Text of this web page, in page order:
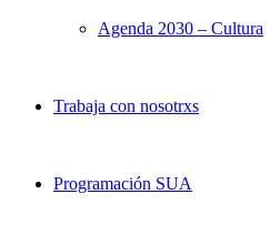
Agenda 2030 – Cultura
Trabaja con nosotrxs
Programación SUA